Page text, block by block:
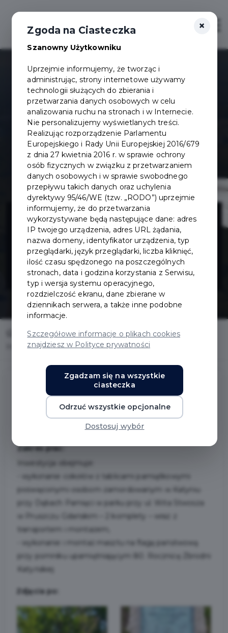
Inwestycje w
parku przy ul.
Wita Stwosza
Home
Inwestycje
Inwestycje w parku przy ul. Wita Stwosza
Inwestycje w parku przy ul. Wita
Stwosza
Zakres prac:
- wykonanie cokołów z tablicami pamiątkowymi
poświęconymi osobom zamordowanym w Katyniu
przy Dębach Pamięci w parku przy ul. Wita Stwosza
w Pruszczu Gdańskim – 2 komplety – wraz z
transportem i montażem,
- wykonanie i montaż masztu na flagę państwową
przy pomniku upamiętniającym 80. Rocznicę Zbrodni
Katyńskiej
Zdjęcia po:
×
Zgoda na Ciasteczka
Szanowny Użytkowniku
Uprzejmie informujemy, że tworząc i
administrując, strony internetowe używamy
technologii służących do zbierania i
przetwarzania danych osobowych w celu
analizowania ruchu na stronach i w Internecie.
Nie personalizujemy wyświetlanych treści.
Realizując rozporządzenie Parlamentu
Europejskiego i Rady Unii Europejskiej 2016/679
z dnia 27 kwietnia 2016 r. w sprawie ochrony
osób fizycznych w związku z przetwarzaniem
danych osobowych i w sprawie swobodnego
przepływu takich danych oraz uchylenia
dyrektywy 95/46/WE (tzw. „RODO”) uprzejmie
informujemy, że do przetwarzania
wykorzystywane będą następujące dane: adres
IP twojego urządzenia, adres URL żądania,
nazwa domeny, identyfikator urządzenia, typ
przeglądarki, język przeglądarki, liczba kliknięć,
ilość czasu spędzonego na poszczególnych
stronach, data i godzina korzystania z Serwisu,
typ i wersja systemu operacyjnego,
rozdzielczość ekranu, dane zbierane w
dziennikach serwera, a także inne podobne
informacje.
Szczegółowe informacje o plikach cookies
znajdziesz w Polityce prywatności
Zgadzam się na wszystkie
ciasteczka
Odrzuć wszystkie opcjonalne
Dostosuj wybór